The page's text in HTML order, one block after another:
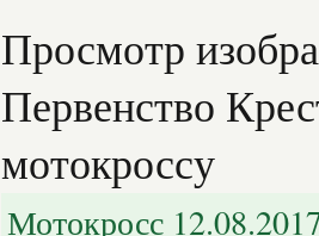
Просмотр
Первенство
мотокроссу
Мотокросс